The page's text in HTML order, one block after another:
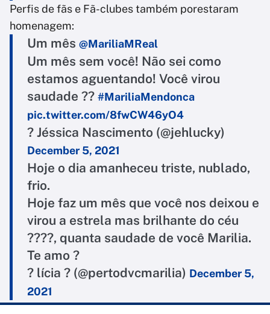
Perfis de fãs e Fã-clubes também porestaram
homenagem:
Um mês @MariliaMReal
Um mês sem você! Não sei como
estamos aguentando! Você virou
saudade ?? #MariliaMendonca
pic.twitter.com/8fwCW46yO4
? Jéssica Nascimento (@jehlucky)
December 5, 2021
Hoje o dia amanheceu triste, nublado,
frio.
Hoje faz um mês que você nos deixou e
virou a estrela mas brilhante do céu
????, quanta saudade de você Marilia.
Te amo ?
? lícia ? (@pertodvcmarilia) December 5,
2021